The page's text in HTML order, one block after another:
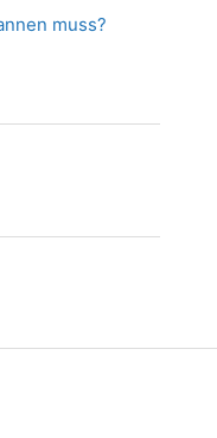
muss?